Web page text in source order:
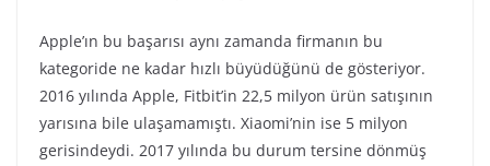
Apple’ın bu başarısı aynı zamanda firmanın bu
kategoride ne kadar hızlı büyüdüğünü de gösteriyor.
2016 yılında Apple, Fitbit’in 22,5 milyon ürün satışının
yarısına bile ulaşamamıştı. Xiaomi’nin ise 5 milyon
gerisindeydi. 2017 yılında bu durum tersine dönmüş